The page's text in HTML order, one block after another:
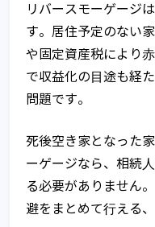
リバースモーゲージ
す。居住予定のない
や固定資産税により
で収益化の⽬途も経
問題です。
死後空き家となった
ーゲージなら、相続
る必要がありません
避をまとめて⾏える